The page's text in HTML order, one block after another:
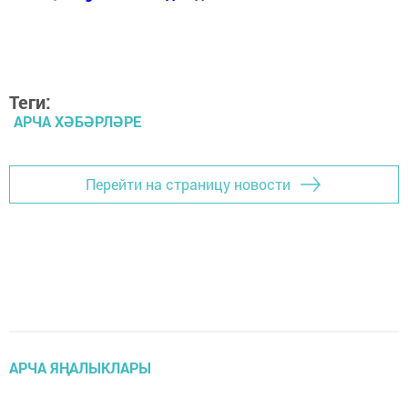
Теги:
АРЧА ХӘБӘРЛӘРЕ
Перейти на страницу новости
АРЧА ЯҢАЛЫКЛАРЫ